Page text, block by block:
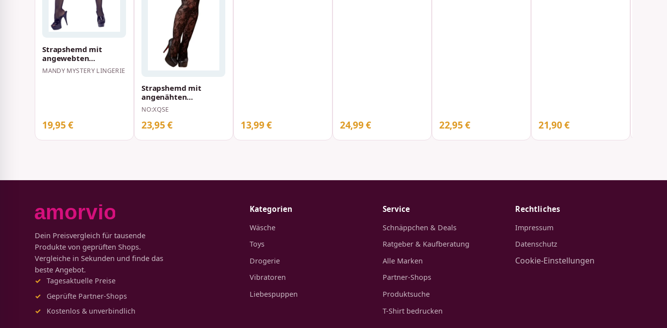
Strapshemd mit
angewebten
Strümpfen + String
Schwarz
MANDY MYSTERY LINGERIE
19,95 €
Strapshemd mit
angenähten
Strümpfen und String
Schwarz
NO:XQSE
23,95 € 13,99 € 24,99 € 22,95 € 21,90 €
Dein Preisvergleich für tausende
Produkte von geprüften Shops.
Vergleiche in Sekunden und finde das
beste Angebot.
Tagesaktuelle Preise
Geprüfte Partner-Shops
Kostenlos & unverbindlich
Kategorien
Wäsche
Toys
Drogerie
Vibratoren
Liebespuppen
Service
Schnäppchen & Deals
Ratgeber & Kaufberatung
Alle Marken
Partner-Shops
Produktsuche
T-Shirt bedrucken
Rechtliches
Impressum
Datenschutz
Cookie-Einstellungen